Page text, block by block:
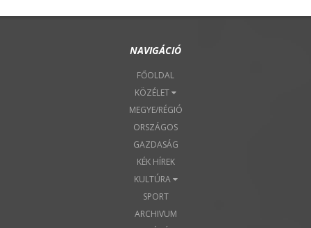
NAVIGÁCIÓ
FŐOLDAL
KÖZÉLET
MEGYE/RÉGIÓ
ORSZÁGOS
GAZDASÁG
KÉK HÍREK
KULTÚRA
SPORT
ARCHIVUM